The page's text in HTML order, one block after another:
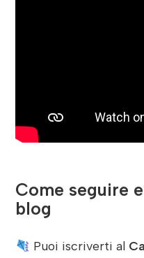
Come seguire
blog
Puoi iscriverti al